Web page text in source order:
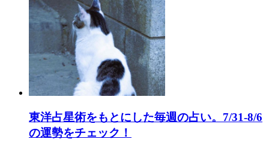
東洋占星術をもとにした毎週の占い。7/31-8/6
の運勢をチェック！